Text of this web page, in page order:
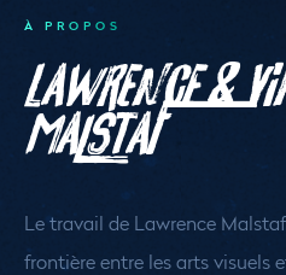
À PROPOS
Lawrence &
Malstaf
Le travail de Lawrence
frontière entre les arts visuels